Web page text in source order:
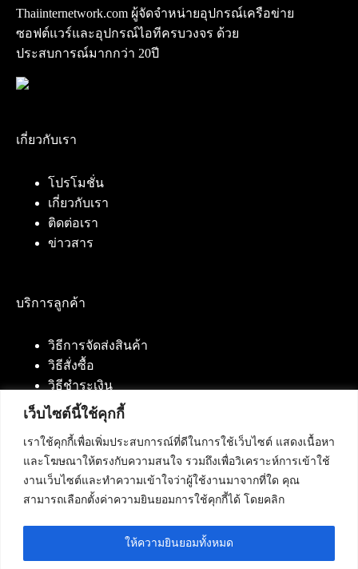
เว็บไซต์นี้ใช้คุกกี้
เราใช้คุกกี้เพื่อเพิ่มประสบการณ์ที่ดีในการใช้เว็บไซต์ แสดงเนื้อหา
และโฆษณาให้ตรงกับความสนใจ รวมถึงเพื่อวิเคราะห์การเข้าใช้
งานเว็บไซต์และทำความเข้าใจว่าผู้ใช้งานมาจากที่ใด คุณ
สามารถเลือกตั้งค่าความยินยอมการใช้คุกกี้ได้ โดยคลิก
ให้ความยินยอมทั้งหมด
Thaiinternetwork.com ผู้จัดจำหน่ายอุปกรณ์เครือข่าย
ซอฟต์แวร์และอุปกรณ์ไอทีครบวงจร ด้วย
ประสบการณ์มากกว่า 20ปี
เกี่ยวกับเรา
โปรโมชั่น
เกี่ยวกับเรา
ติดต่อเรา
ข่าวสาร
บริการลูกค้า
วิธีการจัดส่งสินค้า
วิธีสั่งซื้อ
วิธีชำระเงิน
ติดต่อเรา
บริษัท เน็ทฟิวชั่น คอมมิวนิเคชั่น จำกัด 420/94 ถนน
นัมเบอร์วัน-ราม 2 แขวงดอกไม้, เขตประเวศ
กรุงเทพมหานคร 10250
โทรศัพท์ :084-553-4055,086-309-5259,